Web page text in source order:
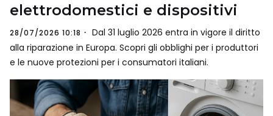
elettrodomestici e dispositivi
28/07/2026 10:18
Dal 31 luglio 2026 entra in vigore il diritto
alla riparazione in Europa. Scopri gli obblighi per i produttori
e le nuove protezioni per i consumatori italiani.